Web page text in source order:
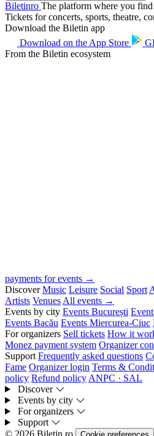
Biletinro The platform where you find
Tickets for concerts, sports, theatre,
Download the Biletin app
Download on the App Store
From the Biletin ecosystem
payments for events →
Discover Music Leisure Social Sport
Artists Venues All events →
Events by city Events București
Events Bacău Events Miercurea-Ciuc
For organizers Sell tickets How it
Monez payment system Organizer
Support Frequently asked questions
Fame Organizer login Terms &
policy Refund policy ANPC · SAL
Discover
Events by city
For organizers
Support